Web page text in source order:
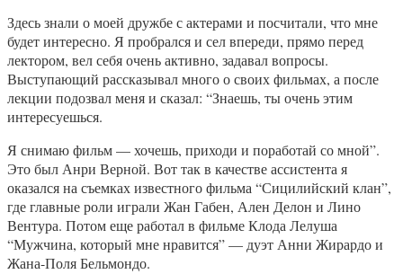
Здесь знали о моей дружбе с актерами и посчитали, что мне
будет интересно. Я пробрался и сел впереди, прямо перед
лектором, вел себя очень активно, задавал вопросы.
Выступающий рассказывал много о своих фильмах, а после
лекции подозвал меня и сказал: “Знаешь, ты очень этим
интересуешься.
Я снимаю фильм — хочешь, приходи и поработай со мной”.
Это был Анри Верной. Вот так в качестве ассистента я
оказался на съемках известного фильма “Сицилийский клан”,
где главные роли играли Жан Габен, Ален Делон и Лино
Вентура. Потом еще работал в фильме Клода Лелуша
“Мужчина, который мне нравится” — дуэт Анни Жирардо и
Жана-Поля Бельмондо.